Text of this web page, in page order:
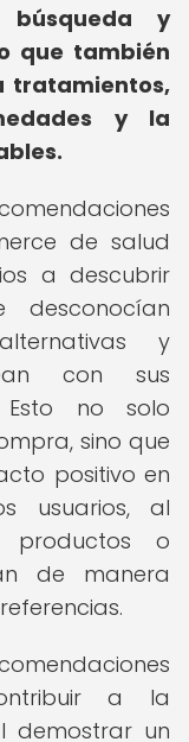
y
que también
tratamientos,
y la
de salud
a descubrir
desconocían
y
con sus
Esto no solo
sino que
positivo en
usuarios, al
productos o
de manera
a la
demostrar un